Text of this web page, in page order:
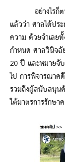
อย่างไรก็ตาม
แล้วว่า ศาลได้ปร
ความ ด้วยจำเลย
กำหนด ศาลวินิจฉั
20 ปี และหมายจั
ไป การพิจารณาค
รวมถึงผู้สนับสนุน
ใต้มาตรการรักษ